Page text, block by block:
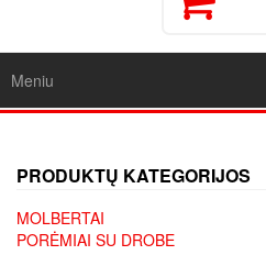
Meniu
PRODUKTŲ KATEGORIJOS
MOLBERTAI
PORĖMIAI SU DROBE